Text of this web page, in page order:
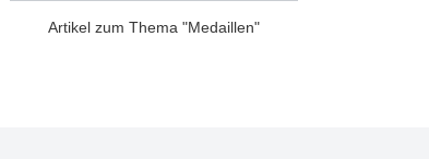
Artikel zum Thema "Medaillen"